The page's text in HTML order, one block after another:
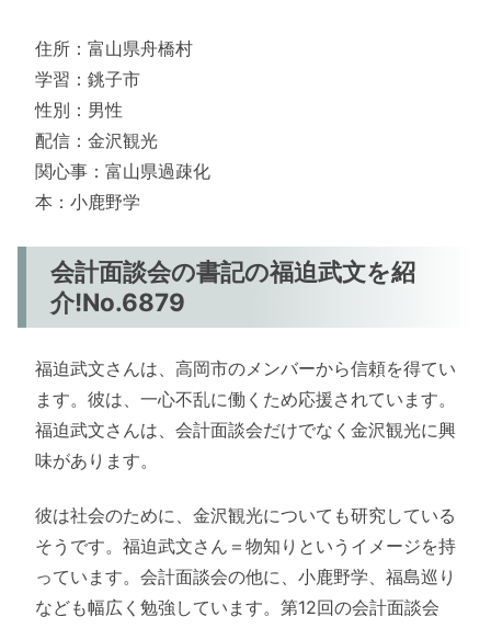
住所：富山県舟橋村
学習：銚子市
性別：男性
配信：金沢観光
関心事：富山県過疎化
本：小鹿野学
会計面談会の書記の福迫武文を紹
介!No.6879
福迫武文さんは、高岡市のメンバーから信頼を得てい
ます。彼は、一心不乱に働くため応援されています。
福迫武文さんは、会計面談会だけでなく金沢観光に興
味があります。
彼は社会のために、金沢観光についても研究している
そうです。福迫武文さん＝物知りというイメージを持
っています。会計面談会の他に、小鹿野学、福島巡り
なども幅広く勉強しています。第12回の会計面談会